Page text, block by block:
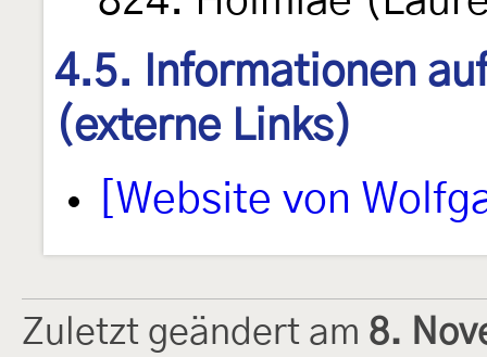
4.5. Informationen
(externe Links)
[Website von
Zuletzt geändert am 8.